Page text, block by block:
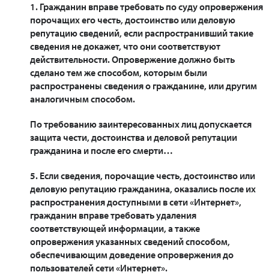
1. Гражданин вправе требовать по суду опровержения
порочащих его честь, достоинство или деловую
репутацию сведений, если распространивший такие
сведения не докажет, что они соответствуют
действительности. Опровержение должно быть
сделано тем же способом, которым были
распространены сведения о гражданине, или другим
аналогичным способом.
По требованию заинтересованных лиц допускается
защита чести, достоинства и деловой репутации
гражданина и после его смерти…
5. Если сведения, порочащие честь, достоинство или
деловую репутацию гражданина, оказались после их
распространения доступными в сети «Интернет»,
гражданин вправе требовать удаления
соответствующей информации, а также
опровержения указанных сведений способом,
обеспечивающим доведение опровержения до
пользователей сети «Интернет».